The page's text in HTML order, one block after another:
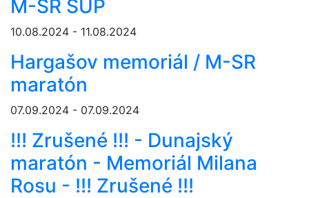
M-SR SUP
10.08.2024 - 11.08.2024
Hargašov memoriál / M-SR
maratón
07.09.2024 - 07.09.2024
!!! Zrušené !!! - Dunajský
maratón - Memoriál Milana
Rosu - !!! Zrušené !!!